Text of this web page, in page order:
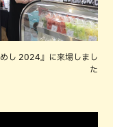
し 2024』に来場しまし
た